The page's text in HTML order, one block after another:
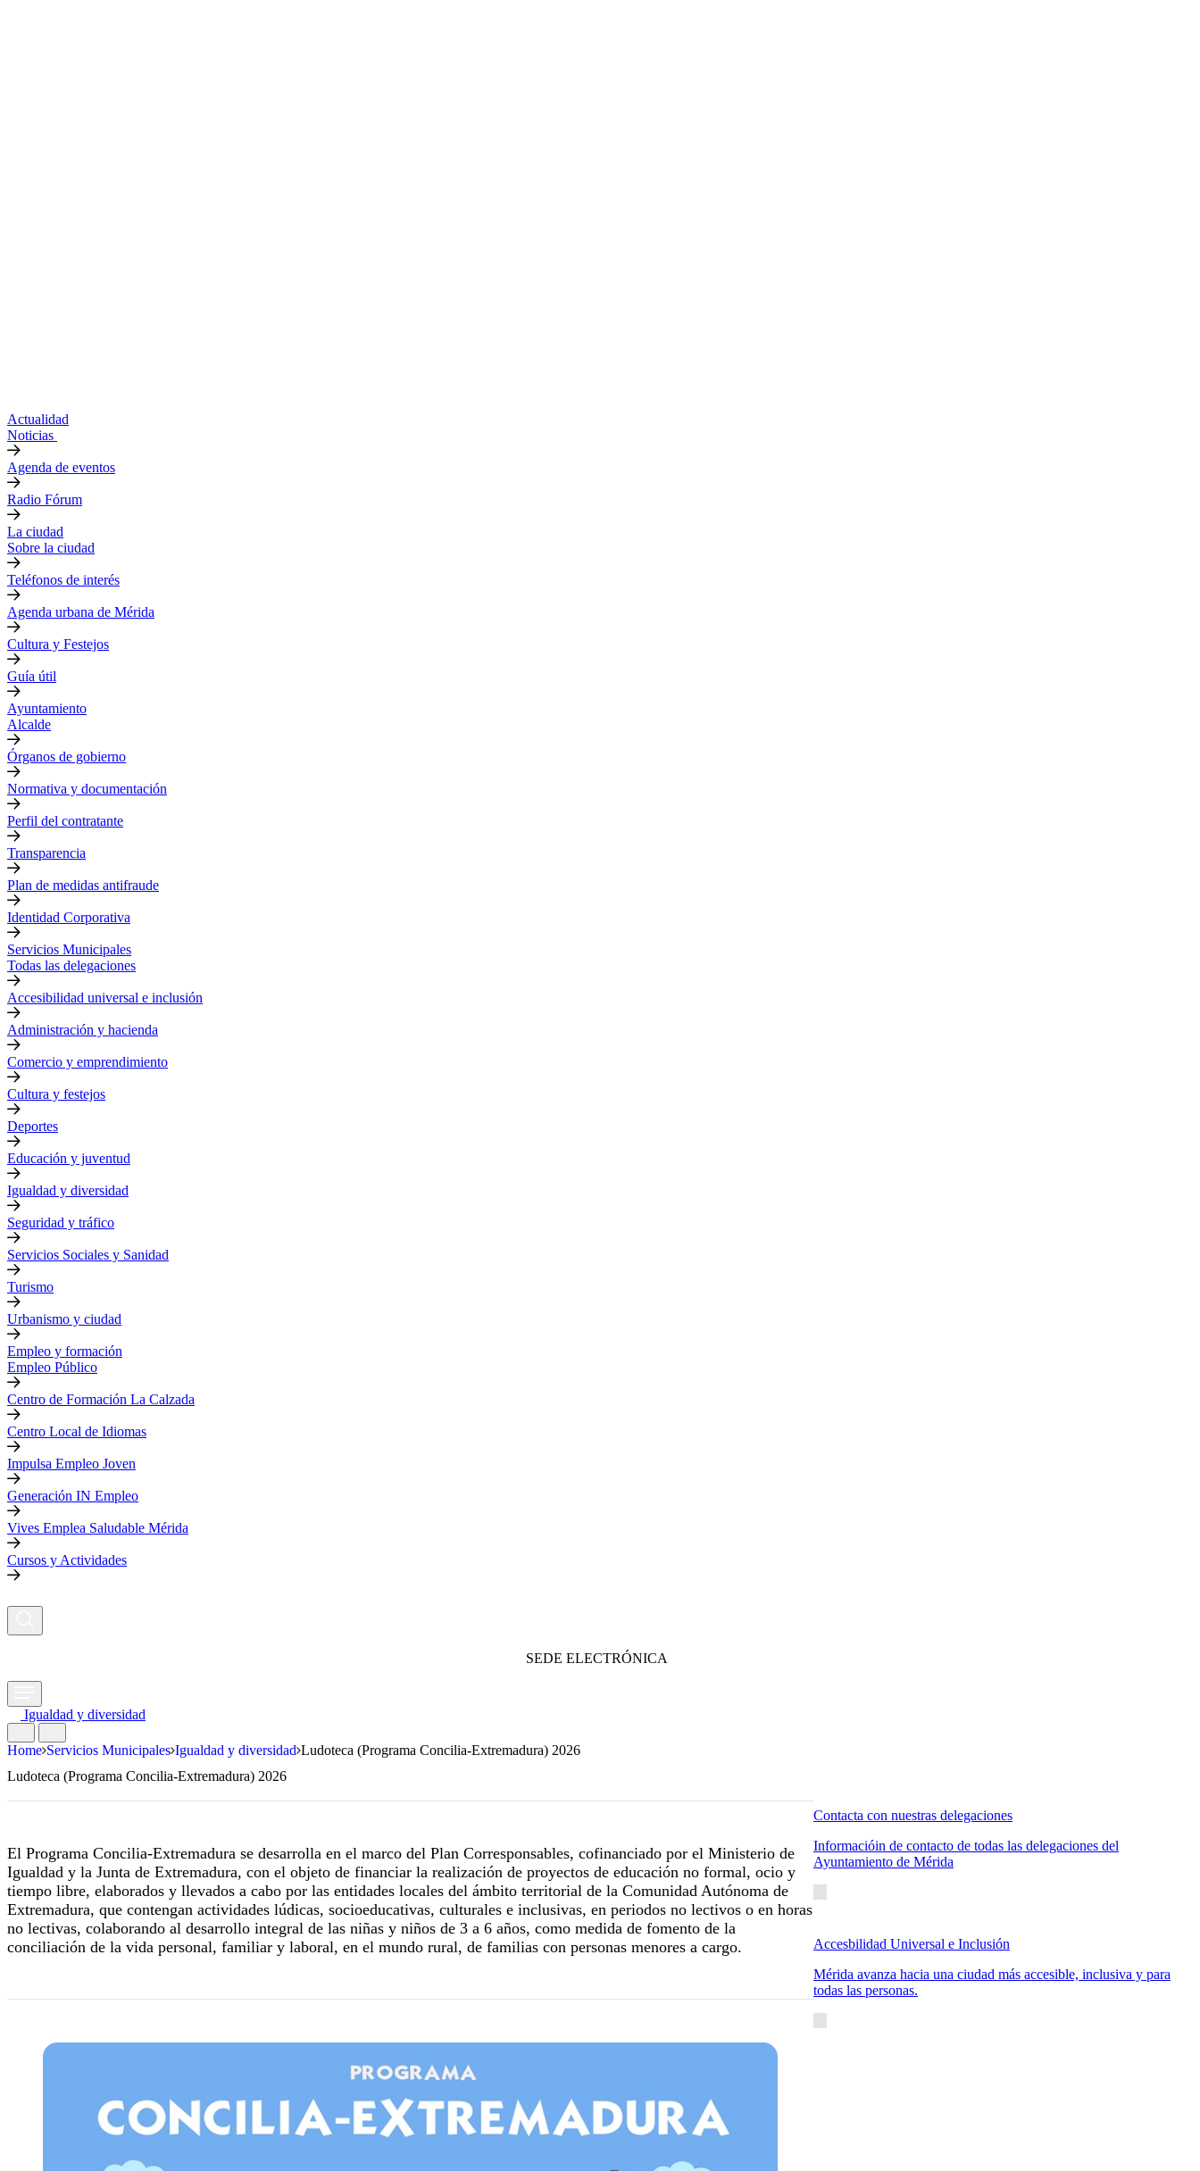
Actualidad
Noticias
Agenda de eventos
Radio Fórum
La ciudad
Sobre la ciudad
Teléfonos de interés
Agenda urbana de Mérida
Cultura y Festejos
Guía útil
Ayuntamiento
Alcalde
Órganos de gobierno
Normativa y documentación
Perfil del contratante
Transparencia
Plan de medidas antifraude
Identidad Corporativa
Servicios Municipales
Todas las delegaciones
Accesibilidad universal e inclusión
Administración y hacienda
Comercio y emprendimiento
Cultura y festejos
Deportes
Educación y juventud
Igualdad y diversidad
Seguridad y tráfico
Servicios Sociales y Sanidad
Turismo
Urbanismo y ciudad
Empleo y formación
Empleo Público
Centro de Formación La Calzada
Centro Local de Idiomas
Impulsa Empleo Joven
Generación IN Empleo
Vives Emplea Saludable Mérida
Cursos y Actividades
SEDE ELECTRÓNICA
Igualdad y diversidad
Home Servicios Municipales Igualdad y diversidad Ludoteca (Programa Concilia-Extremadura) 2026
Ludoteca (Programa Concilia-Extremadura) 2026
El Programa Concilia-Extremadura se desarrolla en el marco del Plan Corresponsables, cofinanciado por el Ministerio de
Igualdad y la Junta de Extremadura, con el objeto de financiar la realización de proyectos de educación no formal, ocio y
tiempo libre, elaborados y llevados a cabo por las entidades locales del ámbito territorial de la Comunidad Autónoma de
Extremadura, que contengan actividades lúdicas, socioeducativas, culturales e inclusivas, en periodos no lectivos o en horas
no lectivas, colaborando al desarrollo integral de las niñas y niños de 3 a 6 años, como medida de fomento de la
conciliación de la vida personal, familiar y laboral, en el mundo rural, de familias con personas menores a cargo.
Contacta con nuestras delegaciones
Informacióin de contacto de todas las delegaciones del
Ayuntamiento de Mérida
Accesbilidad Universal e Inclusión
Mérida avanza hacia una ciudad más accesible, inclusiva y para
todas las personas.